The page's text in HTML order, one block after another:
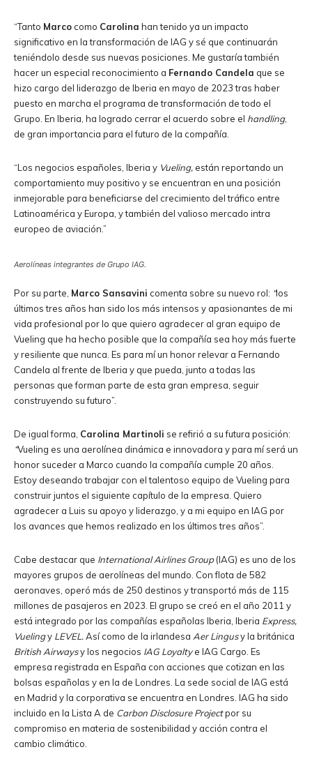
“Tanto Marco como Carolina han tenido ya un impacto
significativo en la transformación de IAG y sé que continuarán
teniéndolo desde sus nuevas posiciones. Me gustaría también
hacer un especial reconocimiento a Fernando Candela que se
hizo cargo del liderazgo de Iberia en mayo de 2023 tras haber
puesto en marcha el programa de transformación de todo el
Grupo. En Iberia, ha logrado cerrar el acuerdo sobre el handling,
de gran importancia para el futuro de la compañía.
“Los negocios españoles, Iberia y Vueling, están reportando un
comportamiento muy positivo y se encuentran en una posición
inmejorable para beneficiarse del crecimiento del tráfico entre
Latinoamérica y Europa, y también del valioso mercado intra
europeo de aviación.”
Aerolíneas integrantes de Grupo IAG.
Por su parte, Marco Sansavini comenta sobre su nuevo rol: “los
últimos tres años han sido los más intensos y apasionantes de mi
vida profesional por lo que quiero agradecer al gran equipo de
Vueling que ha hecho posible que la compañía sea hoy más fuerte
y resiliente que nunca. Es para mí un honor relevar a Fernando
Candela al frente de Iberia y que pueda, junto a todas las
personas que forman parte de esta gran empresa, seguir
construyendo su futuro”.
De igual forma, Carolina Martinoli se refirió a su futura posición:
“Vueling es una aerolínea dinámica e innovadora y para mí será un
honor suceder a Marco cuando la compañía cumple 20 años.
Estoy deseando trabajar con el talentoso equipo de Vueling para
construir juntos el siguiente capítulo de la empresa. Quiero
agradecer a Luis su apoyo y liderazgo, y a mi equipo en IAG por
los avances que hemos realizado en los últimos tres años”.
Cabe destacar que International Airlines Group(IAG) es uno de los
mayores grupos de aerolíneas del mundo. Con flota de 582
aeronaves, operó más de 250 destinos y transportó más de 115
millones de pasajeros en 2023. El grupo se creó en el año 2011 y
está integrado por las compañías españolas Iberia, Iberia Express,
Vuelingy LEVEL.Así como de la irlandesa Aer Lingusy la británica
British Airwaysy los negocios IAG Loyaltye IAG Cargo. Es
empresa registrada en España con acciones que cotizan en las
bolsas españolas y en la de Londres. La sede social de IAG está
en Madrid y la corporativa se encuentra en Londres. IAG ha sido
incluido en la Lista A de Carbon Disclosure Projectpor su
compromiso en materia de sostenibilidad y acción contra el
cambio climático.